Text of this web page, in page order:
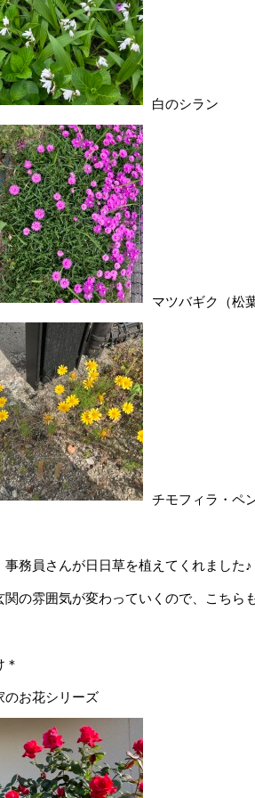
白のシラン
マツバギク（松
チモフィラ・ペ
事務員さんが日日草を植えてくれました♪
関の雰囲気が変わっていくので、こちら
＊
のお花シリーズ